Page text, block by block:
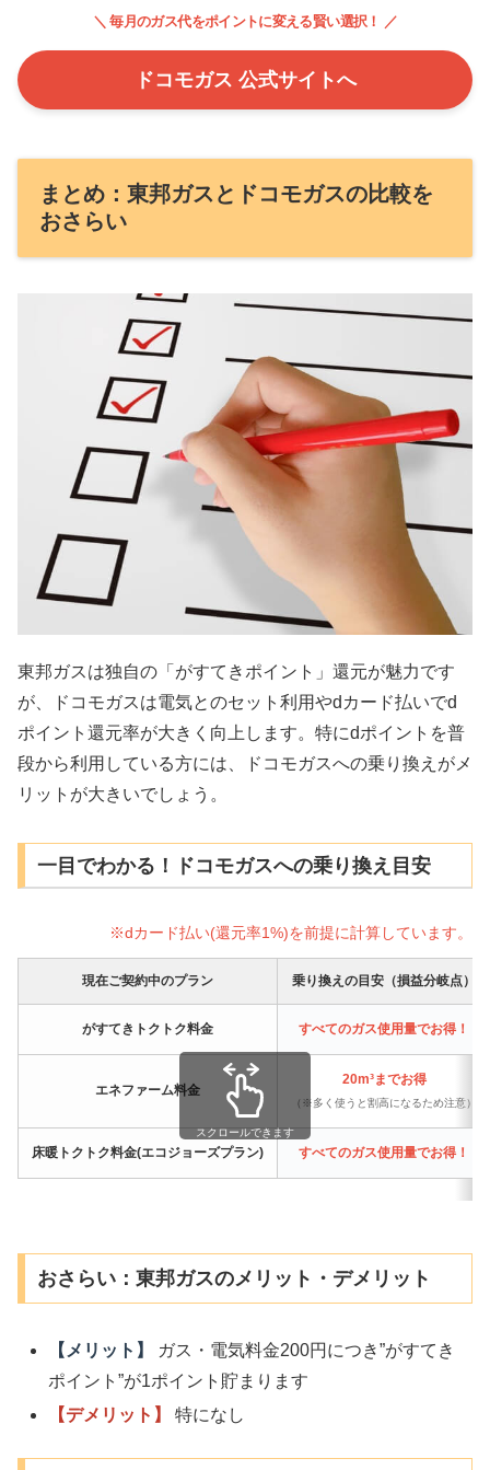
＼ 毎月のガス代をポイントに変える賢い選択！ ／
ドコモガス 公式サイトへ
まとめ：東邦ガスとドコモガスの比較を
おさらい
東邦ガスは独自の「がすてきポイント」還元が魅力です
が、ドコモガスは電気とのセット利用やdカード払いでd
ポイント還元率が大きく向上します。特にdポイントを普
段から利用している方には、ドコモガスへの乗り換えがメ
リットが大きいでしょう。
一目でわかる！ドコモガスへの乗り換え目安
※dカード払い(還元率1%)を前提に計算しています。
現在ご契約中のプラン 乗り換えの目安（損益分岐点）
がすてきトクトク料金 すべてのガス使用量でお得！
エネファーム料金
20m³までお得
（※多く使うと割高になるため注意）
床暖トクトク料金(エコジョーズプラン) すべてのガス使用量でお得！
スクロールできます
おさらい：東邦ガスのメリット・デメリット
【メリット】
ガス・電気料金200円につき”がすてき
ポイント”が1ポイント貯まります
【デメリット】
特になし